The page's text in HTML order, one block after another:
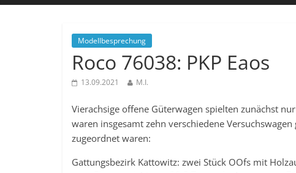
Modellbesprechung
Roco 76038: PKP Eaos
13.09.2021 M.I.
Vierachsige offene Güterwagen spielten zunächst
waren insgesamt zehn verschiedene
zugeordnet waren:
Gattungsbezirk Kattowitz: zwei Stück OOfs mit